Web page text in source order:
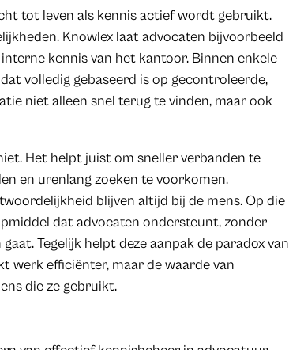
tot leven als kennis actief wordt gebruikt.
Knowlex laat advocaten bijvoorbeeld
kennis van het kantoor. Binnen enkele
volledig gebaseerd is op gecontroleerde,
niet alleen snel terug te vinden, maar ook
Het helpt juist om sneller verbanden te
en urenlang zoeken te voorkomen.
blijven altijd bij de mens. Op die
dat advocaten ondersteunt, zonder
Tegelijk helpt deze aanpak de paradox van
werk efficiënter, maar de waarde van
die ze gebruikt.